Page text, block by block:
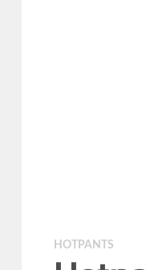
HOTPANTS